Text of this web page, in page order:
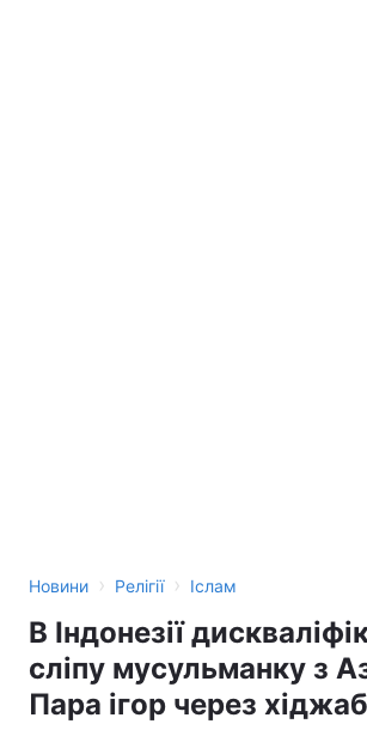
Новини › Релігії › Іслам
В Індонезії
сліпу мусульманку з
Пара ігор через хіджаб